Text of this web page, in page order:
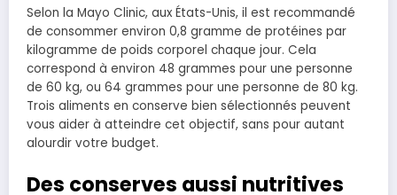
Selon la Mayo Clinic, aux États-Unis, il est recommandé
de consommer environ 0,8 gramme de protéines par
kilogramme de poids corporel chaque jour. Cela
correspond à environ 48 grammes pour une personne
de 60 kg, ou 64 grammes pour une personne de 80 kg.
Trois aliments en conserve bien sélectionnés peuvent
vous aider à atteindre cet objectif, sans pour autant
alourdir votre budget.
Des conserves aussi nutritives